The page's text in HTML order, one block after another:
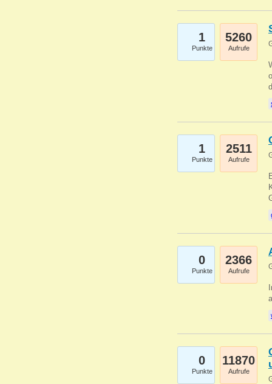
1
Punkte
5260
Aufrufe
1
Punkte
2511
Aufrufe
0
Punkte
2366
Aufrufe
0
Punkte
11870
Aufrufe